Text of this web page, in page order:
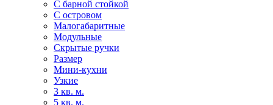
С барной стойкой
С островом
Малогабаритные
Модульные
Скрытые ручки
Размер
Мини-кухни
Узкие
3 кв. м.
5 кв. м.